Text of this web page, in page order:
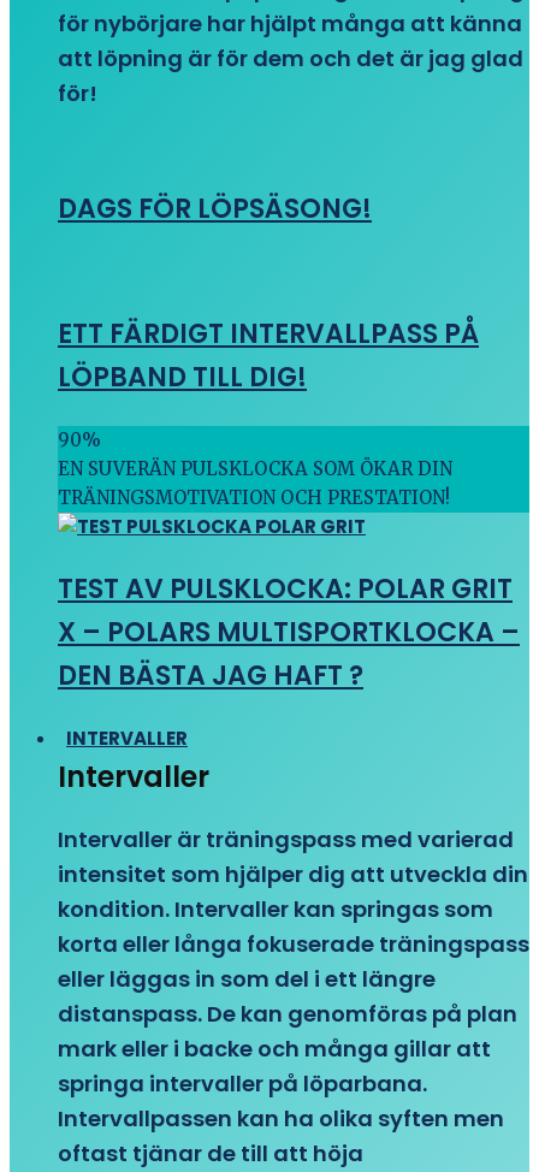
för nybörjare har hjälpt många att känna
att löpning är för dem och det är jag glad
för!
DAGS FÖR LÖPSÄSONG!
ETT FÄRDIGT INTERVALLPASS PÅ
LÖPBAND TILL DIG!
90%
EN SUVERÄN PULSKLOCKA SOM ÖKAR DIN
TRÄNINGSMOTIVATION OCH PRESTATION!
TEST AV PULSKLOCKA: POLAR GRIT
X – POLARS MULTISPORTKLOCKA –
DEN BÄSTA JAG HAFT ?
INTERVALLER
Intervaller
Intervaller är träningspass med varierad
intensitet som hjälper dig att utveckla din
kondition. Intervaller kan springas som
korta eller långa fokuserade träningspass
eller läggas in som del i ett längre
distanspass. De kan genomföras på plan
mark eller i backe och många gillar att
springa intervaller på löparbana.
Intervallpassen kan ha olika syften men
oftast tjänar de till att höja